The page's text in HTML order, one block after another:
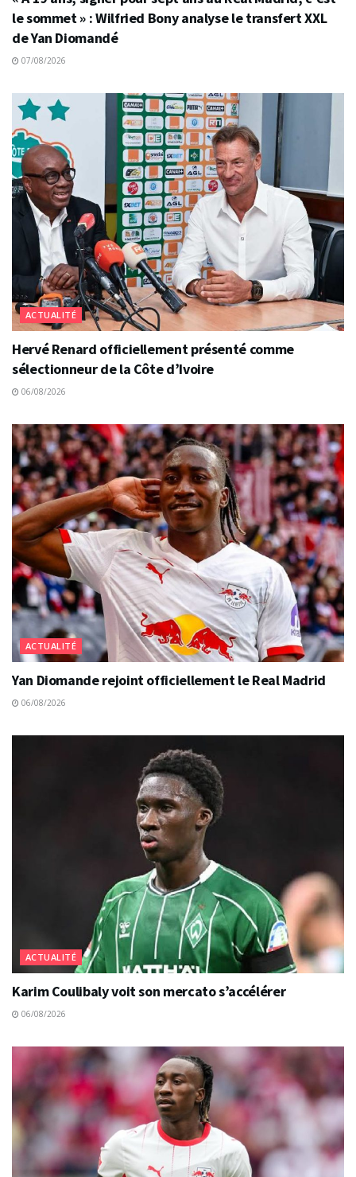
le sommet » : Wilfried Bony analyse le transfert XXL
de Yan Diomandé
07/08/2026
ACTUALITÉ
Hervé Renard officiellement présenté comme
sélectionneur de la Côte d’Ivoire
06/08/2026
ACTUALITÉ
Yan Diomande rejoint officiellement le Real Madrid
06/08/2026
ACTUALITÉ
Karim Coulibaly voit son mercato s’accélérer
06/08/2026